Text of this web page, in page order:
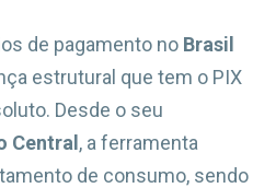
de pagamento no Brasil
estrutural que tem o PIX
Desde o seu
Central, a ferramenta
de consumo, sendo